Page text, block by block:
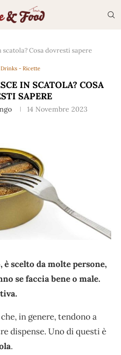
scatola? Cosa dovresti sapere
- Ricette
IN SCATOLA? COSA
SAPERE
14 Novembre 2023
è scelto da molte persone,
se faccia bene o male.
in genere, tendono a
dispense. Uno di questi è
.